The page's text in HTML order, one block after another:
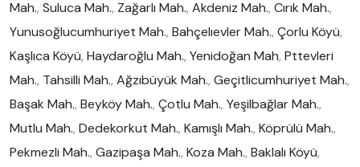
Mah., Suluca Mah., Zağarlı Mah., Akdeniz Mah., Cırık Mah.,
Yunusoğlucumhuriyet Mah., Bahçelıevler Mah., Çorlu Köyü,
Kaşlıca Köyü, Haydaroğlu Mah., Yenidoğan Mah, Pttevleri
Mah., Tahsilli Mah., Ağzıbüyük Mah., Geçitlicumhuriyet Mah.,
Başak Mah., Beyköy Mah., Çotlu Mah., Yeşilbağlar Mah.,
Mutlu Mah., Dedekorkut Mah., Kamışlı Mah., Köprülü Mah.,
Pekmezli Mah., Gazipaşa Mah., Koza Mah., Baklalı Köyü,